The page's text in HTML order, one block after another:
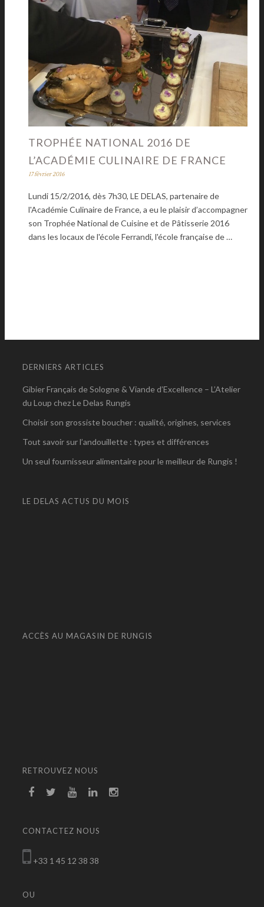
TROPHÉE NATIONAL 2016 DE
L’ACADÉMIE CULINAIRE DE FRANCE
17 février 2016
Lundi 15/2/2016, dès 7h30, LE DELAS, partenaire de
l'Académie Culinaire de France, a eu le plaisir d’accompagner
son Trophée National de Cuisine et de Pâtisserie 2016
dans les locaux de l'école Ferrandi, l'école française de …
DERNIERS ARTICLES
Gibier Français de Sologne & Viande d’Excellence – L’Atelier
du Loup chez Le Delas Rungis
Choisir son grossiste boucher : qualité, origines, services
Tout savoir sur l’andouillette : types et différences
Un seul fournisseur alimentaire pour le meilleur de Rungis !
LE DELAS ACTUS DU MOIS
ACCÈS AU MAGASIN DE RUNGIS
RETROUVEZ NOUS
CONTACTEZ NOUS
+33 1 45 12 38 38
OU